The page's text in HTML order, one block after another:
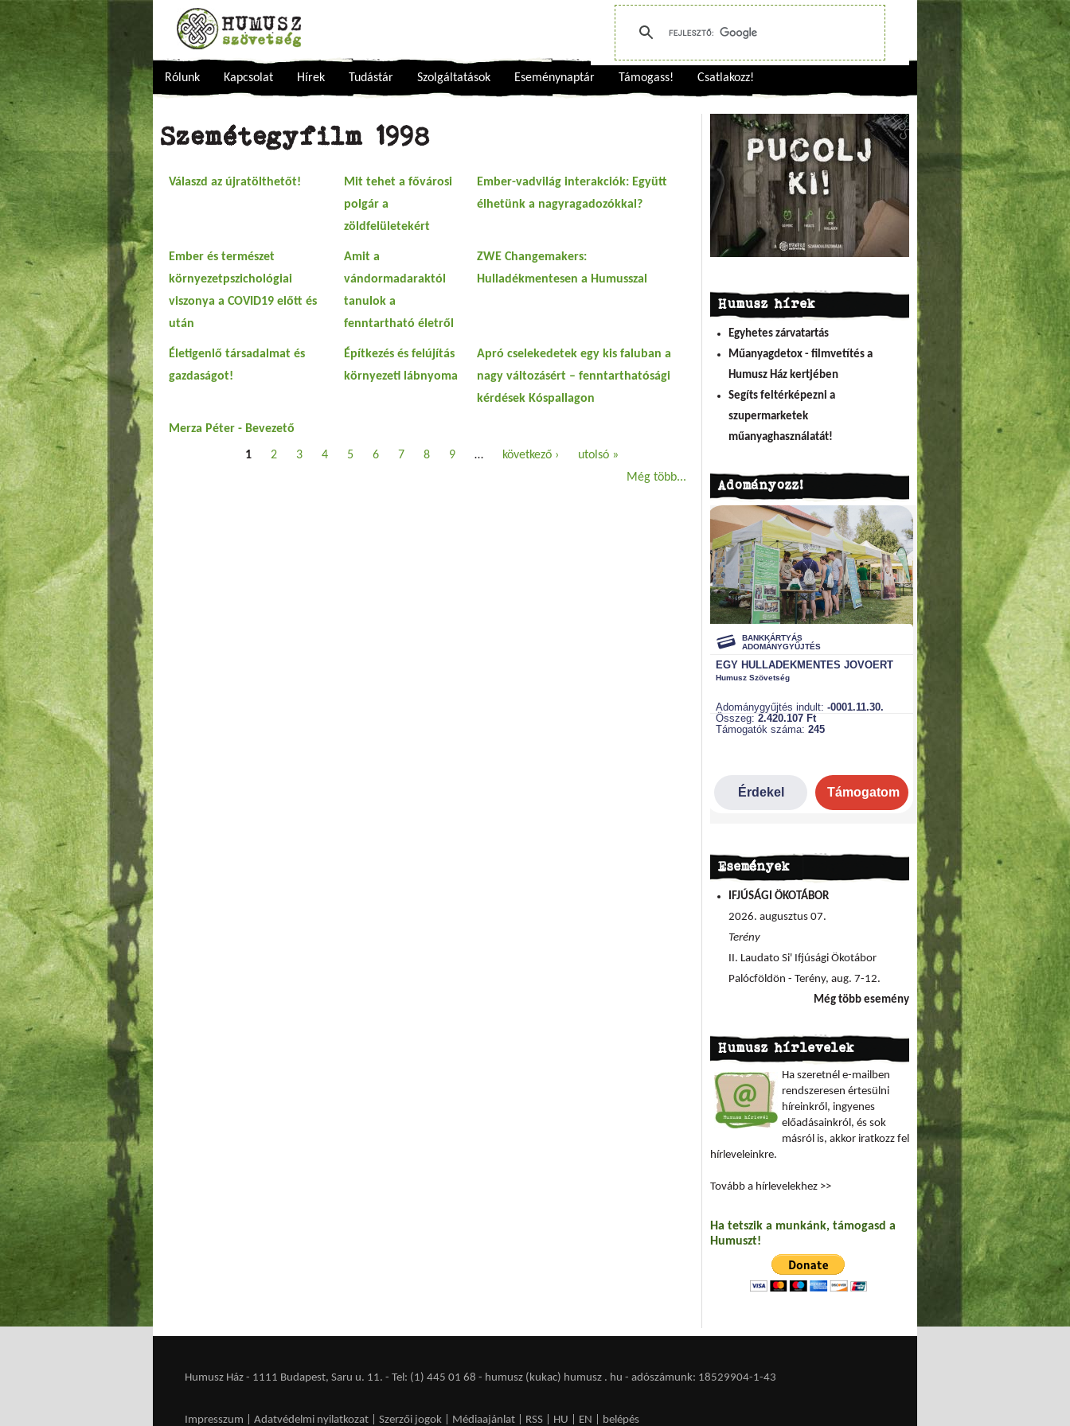
Rólunk Kapcsolat Hírek Tudástár Szolgáltatások Eseménynaptár Támogass! Csatlakozz!
Szemétegyfilm 1998
Válaszd az újratölthetőt!
Mit tehet a fővárosi
polgár a
zöldfelületekért
Ember-vadvilág interakciók: Együtt
élhetünk a nagyragadozókkal?
Ember és természet
környezetpszichológiai
viszonya a COVID19 előtt és
után
Amit a
vándormadaraktól
tanulok a
fenntartható életről
ZWE Changemakers:
Hulladékmentesen a Humusszal
Életigenlő társadalmat és
gazdaságot!
Építkezés és felújítás
környezeti lábnyoma
Apró cselekedetek egy kis faluban a
nagy változásért – fenntarthatósági
kérdések Kóspallagon
Merza Péter - Bevezető
1 2 3 4 5 6 7 8 9 … következő ›
utolsó »
Még több...
Humusz hírek
Egyhetes zárvatartás
Műanyagdetox - filmvetítés a
Humusz Ház kertjében
Segíts feltérképezni a
szupermarketek
műanyaghasználatát!
Adományozz!
Események
IFJÚSÁGI ÖKOTÁBOR
2026. augusztus 07.
Terény
II. Laudato Si' Ifjúsági Ökotábor
Palócföldön - Terény, aug. 7-12.
Még több esemény
Humusz hírlevelek
Ha szeretnél e-mailben
rendszeresen értesülni
híreinkről, ingyenes
előadásainkról, és sok
másról is, akkor iratkozz fel
hírleveleinkre.
Tovább a hírlevelekhez >>
Ha tetszik a munkánk, támogasd a
Humuszt!
Humusz Ház - 1111 Budapest, Saru u. 11. - Tel: (1) 445 01 68 - humusz (kukac) humusz . hu - adószámunk: 18529904-1-43
Impresszum Adatvédelmi nyilatkozat Szerzői jogok Médiaajánlat RSS HU EN belépés